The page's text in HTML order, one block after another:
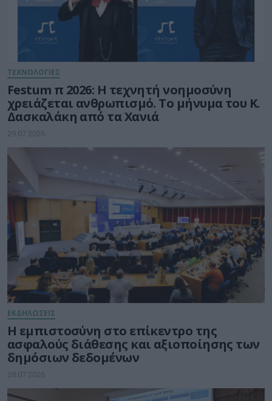
ΤΕΧΝΟΛΟΓΙΕΣ
Festum π 2026: Η τεχνητή νοημοσύνη
χρειάζεται ανθρωπισμό. Το μήνυμα του Κ.
Δασκαλάκη από τα Χανιά
29.07.2026
ΕΚΔΗΛΩΣΕΙΣ
Η εμπιστοσύνη στο επίκεντρο της
ασφαλούς διάθεσης και αξιοποίησης των
δημόσιων δεδομένων
28.07.2026